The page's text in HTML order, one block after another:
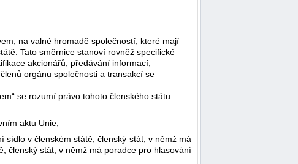
na valné hromadě společností, které mají
Tato směrnice stanoví rovněž specifické
akcionářů, předávání informací,
orgánu společnosti a transakcí se
se rozumí právo tohoto členského státu.
aktu Unie;
v členském státě, členský stát, v němž má
členský stát, v němž má poradce pro hlasování